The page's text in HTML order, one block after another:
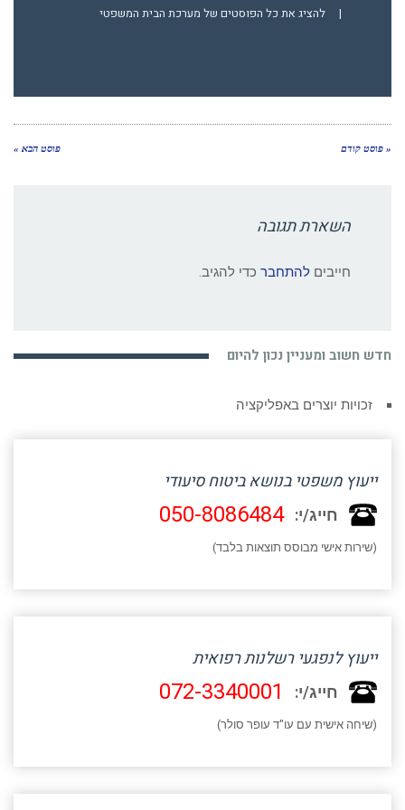
| להציג את כל הפוסטים של מערכת הבית המשפטי
« פוסט קודם פוסט הבא »
השארת תגובה
חייבים להתחבר כדי להגיב.
חדש חשוב ומעניין נכון להיום
זכויות יוצרים באפליקציה
ייעוץ משפטי בנושא ביטוח סיעודי
חייג/י: 050-8086484
(שירות אישי מבוסס תוצאות בלבד)
ייעוץ לנפגעי רשלנות רפואית
חייג/י: 072-3340001
(שיחה אישית עם עו"ד עופר סולר)